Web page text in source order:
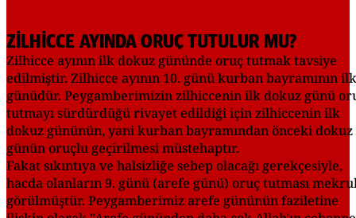
ZİLHİCCE AYINDA ORUÇ TUTULUR MU?
Zilhicce ayının ilk dokuz gününde oruç tutmak tavsiye
edilmiştir. Zilhicce ayının 10. günü kurban bayramının ilk
günüdür. Peygamberimizin zilhiccenin ilk dokuz günü
tutmayı sürdürdüğü rivayet edildiği için zilhiccenin ilk
dokuz gününün, yani kurban bayramından önceki dokuz
günün oruçlu geçirilmesi müstehaptır.
Fakat sıkıntıya ve halsizliğe sebep olacağı gerekçesiyle,
hacda olanların 9. günü (arefe günü) oruç tutması
görülmüştür. Peygamberimiz arefe gününün faziletine